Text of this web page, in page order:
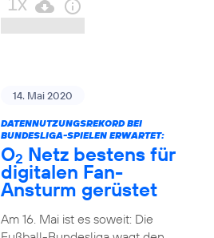
14. Mai 2020
DATENNUTZUNGSREKORD BEI
BUNDESLIGA-SPIELEN ERWARTET:
O2 Netz bestens für
digitalen Fan-
Ansturm gerüstet
Am 16. Mai ist es soweit: Die